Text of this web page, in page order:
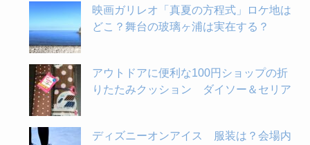
映画ガリレオ「真夏の方程式」ロケ地は
どこ？舞台の玻璃ヶ浦は実在する？
アウトドアに便利な100円ショップの折
りたたみクッション ダイソー＆セリア
ディズニーオンアイス 服装は？会場内